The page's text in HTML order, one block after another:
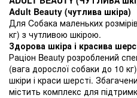
Adult Beauty (чутлива шкіра)
Для Cобака маленьких
кг) з чутливою шкірою.
Здорова шкіра і красива
Раціон Beauty розроблений
(вага дорослої собаки до 10
шкіри і краси шерсті.
містить комплекс для